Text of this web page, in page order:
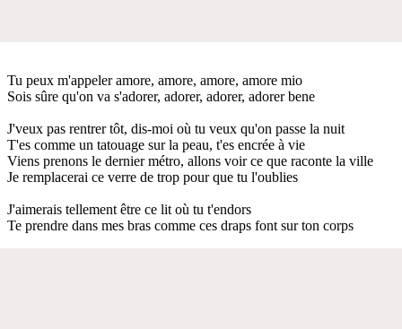
Tu peux m'appeler amore, amore, amore, amore mio
Sois sûre qu'on va s'adorer, adorer, adorer, adorer bene
J'veux pas rentrer tôt, dis-moi où tu veux qu'on passe la nuit
T'es comme un tatouage sur la peau, t'es encrée à vie
Viens prenons le dernier métro, allons voir ce que raconte la ville
Je remplacerai ce verre de trop pour que tu l'oublies
J'aimerais tellement être ce lit où tu t'endors
Te prendre dans mes bras comme ces draps font sur ton corps